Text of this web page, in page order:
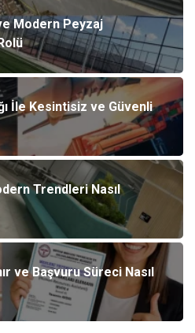
Modern Peyzaj
İle Kesintisiz ve Güvenli
Trendleri Nasıl
ve Başvuru Süreci Nasıl